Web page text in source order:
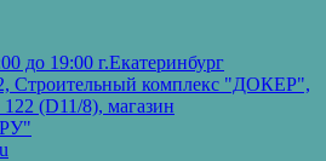
до 19:00 г.Екатеринбург
Строительный комплекс "ДОКЕР",
(D11/8), магазин